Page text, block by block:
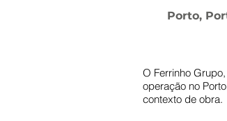
Porto,
O Ferrinho
operação no
contexto de obra.